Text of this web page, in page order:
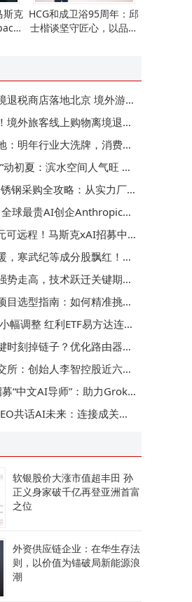
斯克 HCG和成卫浴95周年：邱
士楷谈坚守匠心，以品质
地北京 境外游客网购退税一站式搞定更省心
购物离境退税落地 京东开启退税便捷新篇章
业大洗牌，消费者商家骑手迎新机遇
水空间人气旺 商户游客共赴惬意之约
攻略：从实力厂商到甄选决策的智慧之选
创企Anthropic秘密递交IPO申报材料
克xAI招募中文AI训练师 助力Grok多语言发展
芯片ETF汇添富(516920)低费率受关注，AI芯片前景可期
技术跃迁关键期或迎业绩与估值双提升
：如何精准挑选适配的ASE宽带光源？
利ETF易方达连续13日获资金净流入超17亿
化路由器摆放和信道，轻松提升家居网络体验
控股近六成，生物制剂CDMO领域前景几何？
师”：助力Grok突破中文壁垒 远程灵活办公
来：连接成关键，铜光并用引领新趋势
软银股价大涨市值超丰田 孙
正义身家破千亿再登亚洲首富
之位
外资供应链企业：在华生存法
则，以价值为锚破局新能源浪
潮